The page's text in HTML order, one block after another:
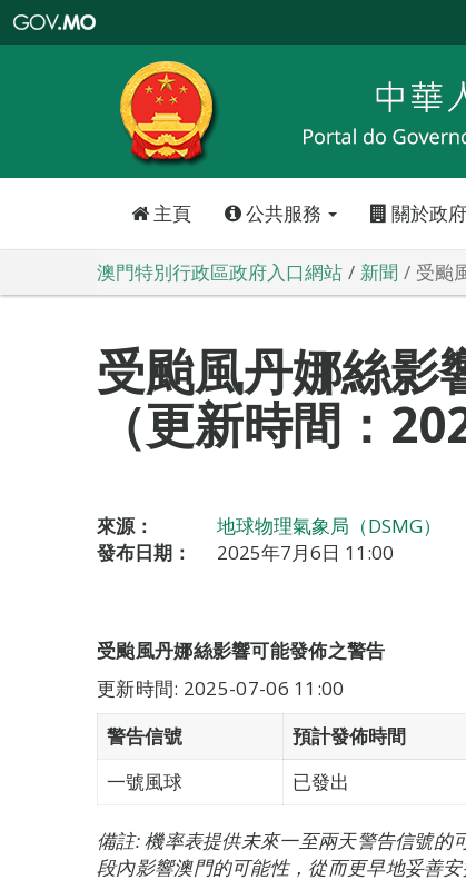
特
政
區
政
口
主頁 公共服務 關於政府
澳門特別行政區政府入口網站 新聞 受颱
受颱風丹娜絲影
（更新時間：
來源：
地球物理氣象局（DSMG）
發布日期：
2025年7月6日 11:00
受颱風丹娜絲影響可能發佈之警告
更新時間: 2025-07-06 11:00
警告信號
預計發佈時間
一號風球
已發出
備註: 機率表提供未來一至兩天警告信號
段內影響澳門的可能性，從而更早地妥善